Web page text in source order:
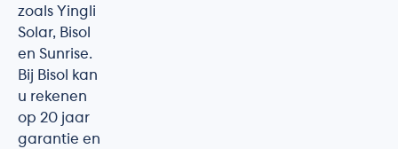
zoals Yingli
Solar, Bisol
en Sunrise.
Bij Bisol kan
u rekenen
op 20 jaar
garantie en